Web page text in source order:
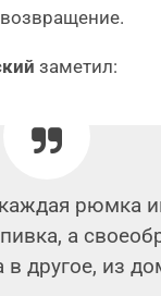
заметил:
рюмка
а
в другое, из